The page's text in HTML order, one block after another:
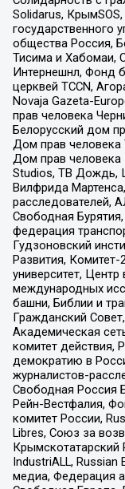
Solidarus,
государственного
общества Россия,
Тисима и Хабомаи,
Интернешнл, Фонд
церквей TCCN,
Novaja Gazeta-
прав человека
Белорусский дом
Дом прав человека
Дом прав человека
Studios, ТВ Дождь,
Вилфрида
расследователей,
Свободная
федерация
Гудзоновский
Развития,
университет,
международных
башни, Библии и
Гражданский
Академическая
комитет действия,
демократию в
журналистов-
Свободная Россия
Рейн-Вестфалия,
комитет России,
Libres, Союз за
IndustriALL,
медиа, Федерация